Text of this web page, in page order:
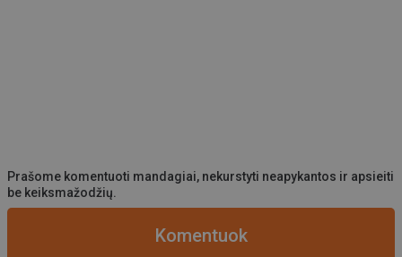
Prašome komentuoti mandagiai, nekurstyti neapykantos ir apsieiti
be keiksmažodžių.
Komentuok